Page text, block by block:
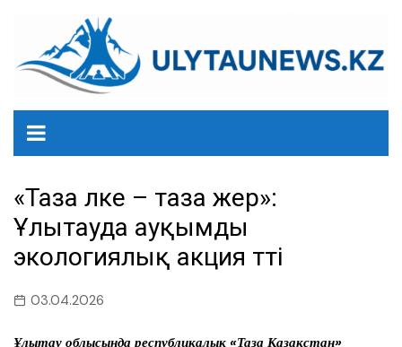
содержанию
«Таза өлке – таза жер»:
Ұлытауда ауқымды
экологиялық акция өтті
03.04.2026
Ұлытау облысында республикалық «Таза Қазақстан»